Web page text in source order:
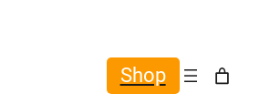
Shop